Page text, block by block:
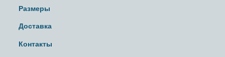
Размеры
Доставка
Контакты